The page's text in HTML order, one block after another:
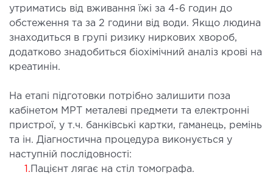
допомога в Києві
судин
(ЕКГ)
діагностика
утриматись від вживання їжі за 4-6 годин до
обстеження та за 2 години від води. Якщо людина
знаходиться в групі ризику ниркових хвороб,
додатково знадобиться біохімічний аналіз крові на
креатинін.
На етапі підготовки потрібно залишити поза
кабінетом МРТ металеві предмети та електронні
пристрої, у т.ч. банківські картки, гаманець, ремінь
та ін. Діагностична процедура виконується у
наступній послідовності:
1. Пацієнт лягає на стіл томографа.